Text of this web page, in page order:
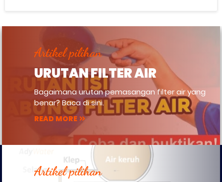
Artikel pilihan
URUTAN FILTER AIR
Bagaimana urutan pemasangan filter air yang
benar? Baca di sini.
READ MORE
Artikel pilihan